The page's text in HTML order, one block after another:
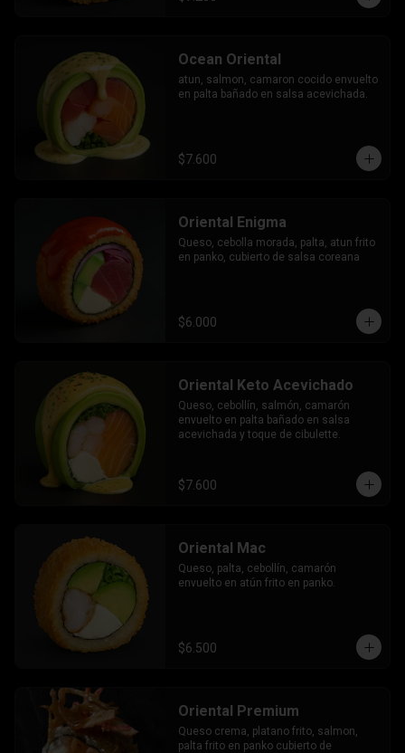
Ocean Oriental
atun, salmon, camaron cocido envuelto
en palta bañado en salsa acevichada.
$7.600
Oriental Enigma
Queso, cebolla morada, palta, atun frito
en panko, cubierto de salsa coreana
$6.000
Oriental Keto Acevichado
Queso, cebollín, salmón, camarón
envuelto en palta bañado en salsa
acevichada y toque de cibulette.
$7.600
Oriental Mac
Queso, palta, cebollín, camarón
envuelto en atún frito en panko.
$6.500
Oriental Premium
Queso crema, platano frito, salmon,
palta frito en panko cubierto de